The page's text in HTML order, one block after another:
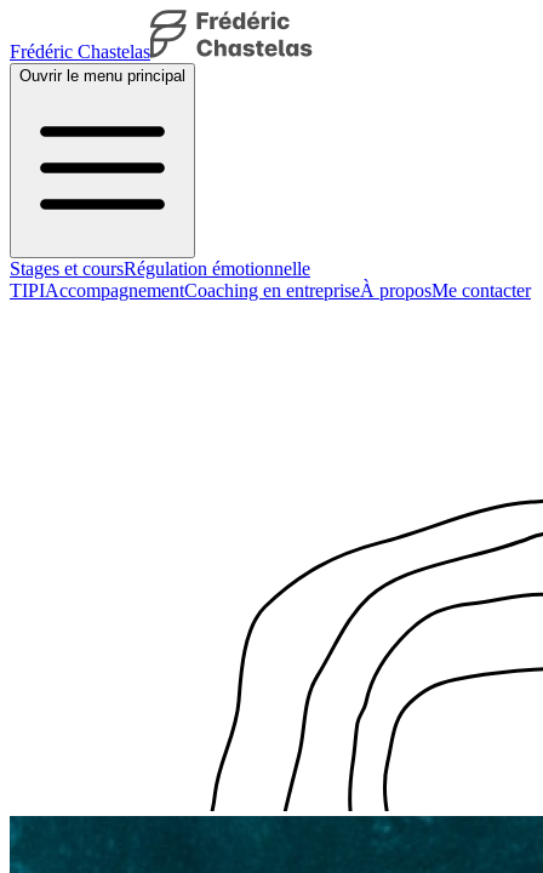
Frédéric Chastelas
Ouvrir le menu principal
Stages et coursRégulation émotionnelle
TIPIAccompagnementCoaching en entrepriseÀ proposMe contacter